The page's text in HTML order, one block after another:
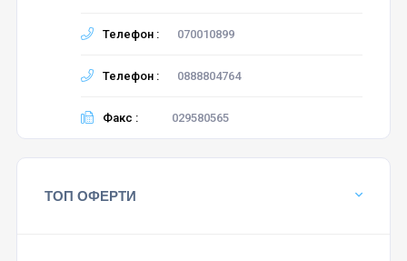
Телефон : 070010899
Телефон : 0888804764
Факс : 029580565
ТОП ОФЕРТИ